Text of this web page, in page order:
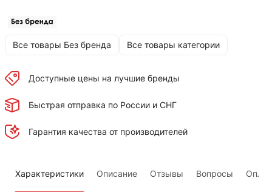
Все товары Без бренда Все товары категории
Доступные цены на лучшие бренды
Быстрая отправка по России и СНГ
Гарантия качества от производителей
Характеристики Описание Отзывы Вопросы